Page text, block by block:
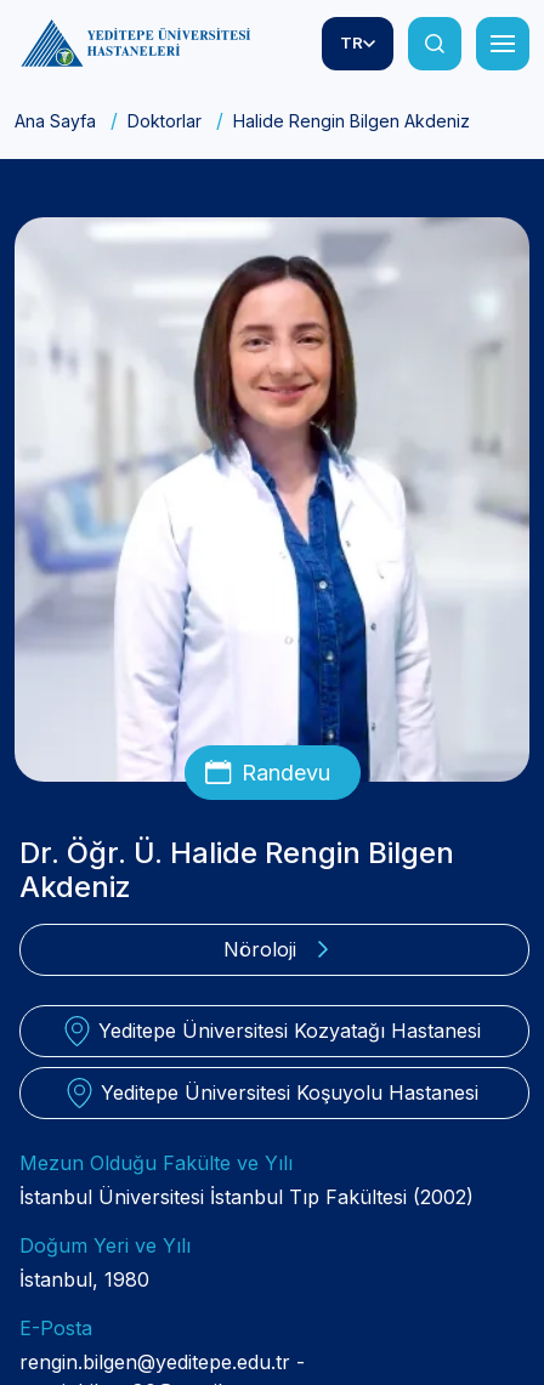
TR
Ana Sayfa Doktorlar Halide Rengin Bilgen Akdeniz
Randevu
Dr. Öğr. Ü. Halide Rengin Bilgen
Akdeniz
Nöroloji
Yeditepe Üniversitesi Kozyatağı Hastanesi
Yeditepe Üniversitesi Koşuyolu Hastanesi
Mezun Olduğu Fakülte ve Yılı
İstanbul Üniversitesi İstanbul Tıp Fakültesi (2002)
Doğum Yeri ve Yılı
İstanbul, 1980
E-Posta
rengin.bilgen@yeditepe.edu.tr